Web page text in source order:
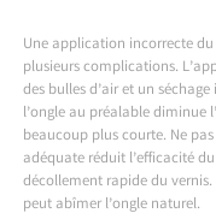
Une application incorrecte
plusieurs complications.
des bulles d’air et un
l’ongle au préalable diminue
beaucoup plus courte. Ne
adéquate réduit l’efficacité
décollement rapide du
peut abîmer l’ongle naturel.